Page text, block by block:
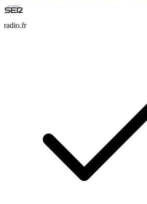
radio.fr